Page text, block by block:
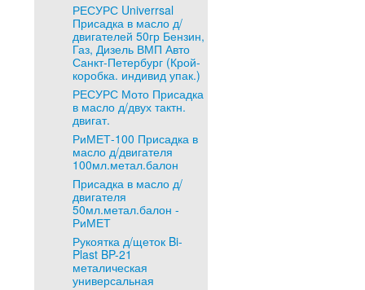
РЕСУРС Univerrsal
Присадка в масло д/
двигателей 50гр Бензин,
Газ, Дизель ВМП Авто
Санкт-Петербург (Крой-
коробка. индивид упак.)
РЕСУРС Мото Присадка
в масло д/двух тактн.
двигат.
РиМЕТ-100 Присадка в
масло д/двигателя
100мл.метал.балон
Присадка в масло д/
двигателя
50мл.метал.балон -
РиМЕТ
Рукоятка д/щеток Bi-
Plast BP-21
металическая
универсальная